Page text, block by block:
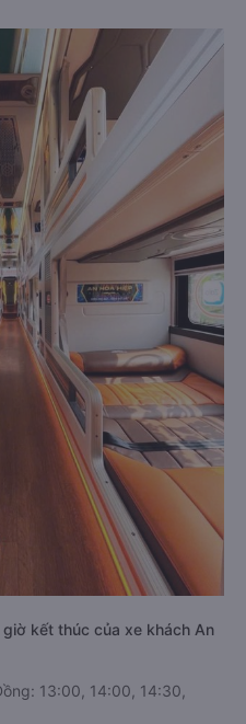
kết thúc của xe khách An
13:00, 14:00, 14:30,